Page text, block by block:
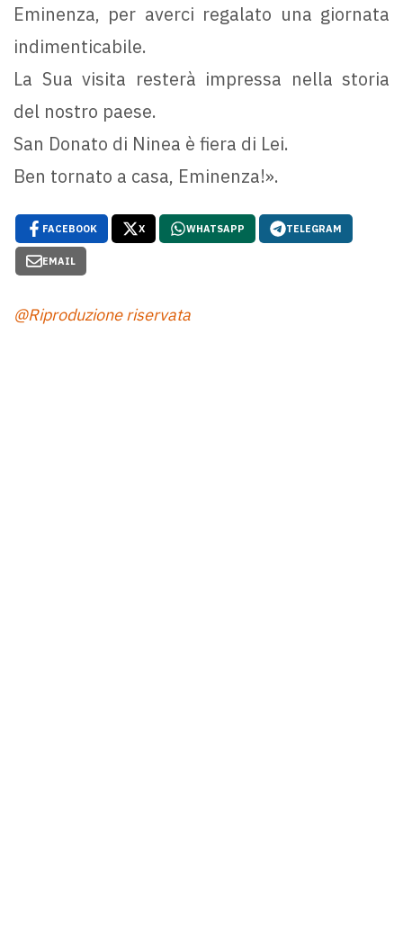
Eminenza, per averci regalato una giornata
indimenticabile.
La Sua visita resterà impressa nella storia
del nostro paese.
San Donato di Ninea è fiera di Lei.
Ben tornato a casa, Eminenza!».
FACEBOOK X WHATSAPP TELEGRAM
EMAIL
@Riproduzione riservata